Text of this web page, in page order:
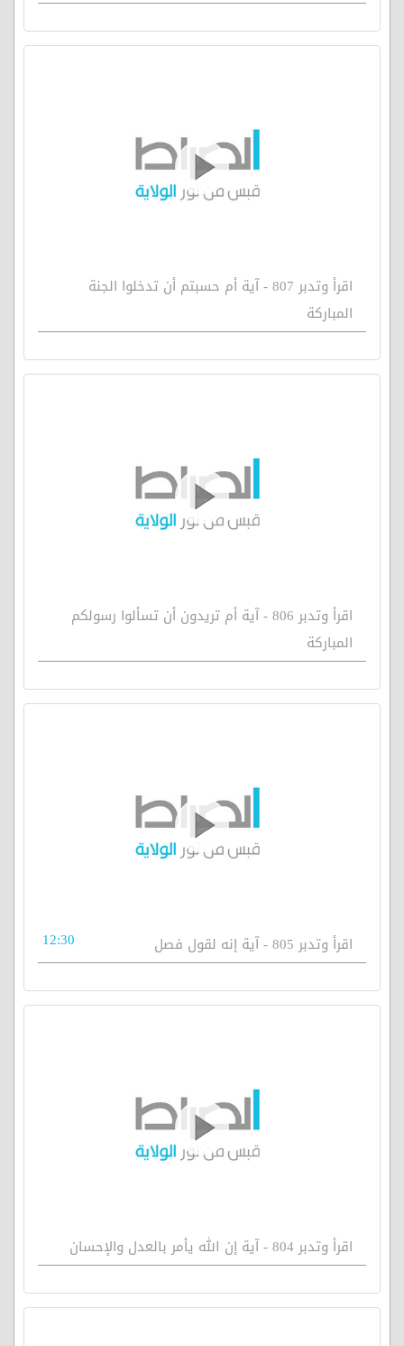
اقرأ وتدبر 807 - آية أم حسبتم أن تدخلوا الجنة
المباركة
اقرأ وتدبر 806 - آية أم تريدون أن تسألوا رسولكم
المباركة
اقرأ وتدبر 805 - آية إنه لقول فصل 12:30
اقرأ وتدبر 804 - آية إن الله يأمر بالعدل والإحسان